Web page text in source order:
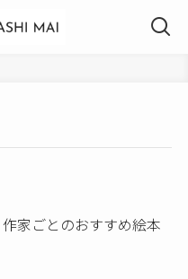
家ごとのおすすめ絵本